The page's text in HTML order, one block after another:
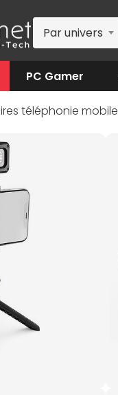
Par univers
PC Gamer
téléphonie mobile